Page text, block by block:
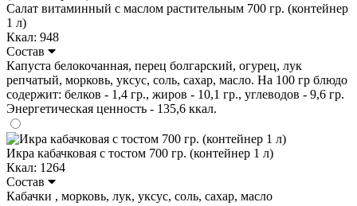
Салат витаминный с маслом растительным 700 гр. (контейнер
1 л)
Ккал: 948
Состав
Капуста белокочанная, перец болгарский, огурец, лук
репчатый, морковь, уксус, соль, сахар, масло. На 100 гр блюдо
содержит: белков - 1,4 гр., жиров - 10,1 гр., углеводов - 9,6 гр.
Энергетическая ценность - 135,6 ккал.
Икра кабачковая с тостом 700 гр. (контейнер 1 л)
Ккал: 1264
Состав
Кабачки , морковь, лук, уксус, соль, сахар, масло